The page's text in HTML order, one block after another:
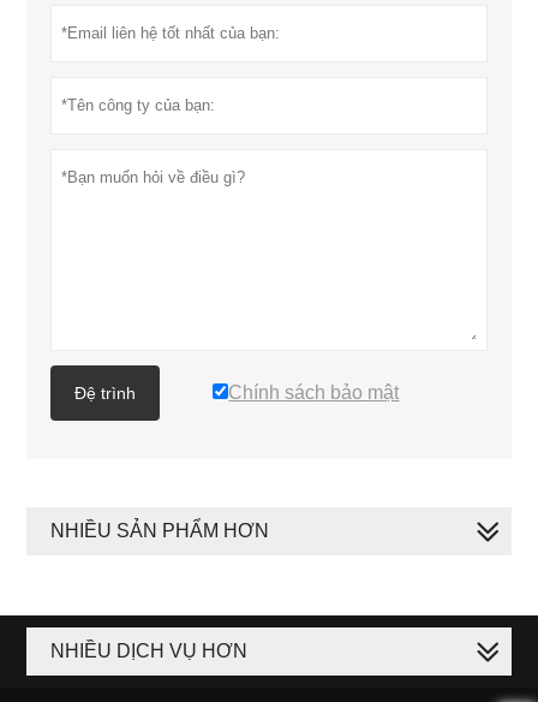
Đệ trình Chính sách bảo mật
NHIỀU SẢN PHẨM HƠN
NHIỀU DỊCH VỤ HƠN